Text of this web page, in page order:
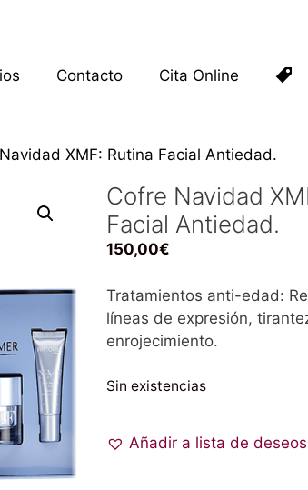
Contacto Cita Online
XMF: Rutina Facial Antiedad.
Cofre Navidad
Facial Antiedad.
150,00€
Tratamientos anti-edad:
líneas de expresión,
enrojecimiento.
Sin existencias
Añadir a lista de deseos